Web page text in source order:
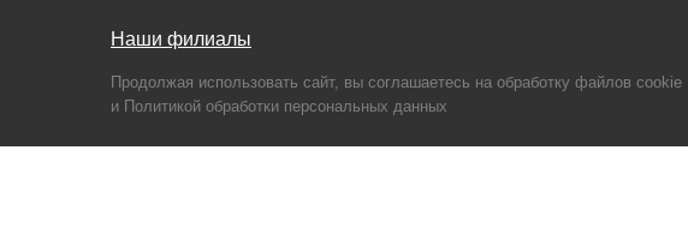
Наши филиалы
Продолжая использовать сайт, вы соглашаетесь на обработку файлов cookie
и Политикой обработки персональных данных